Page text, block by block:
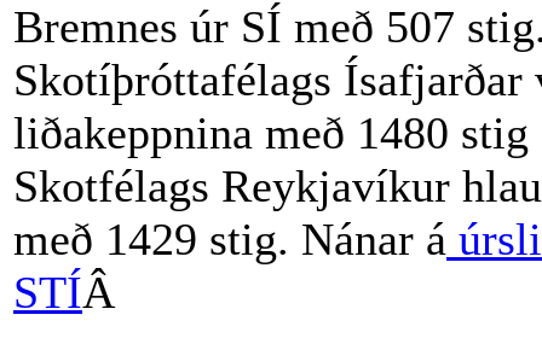
Bremnes úr SÍ með 507
Skotíþróttafélags Ísafjarðar
liðakeppnina með 1480 stig
Skotfélags Reykjavíkur
með 1429 stig. Nánar á
STÍÂ